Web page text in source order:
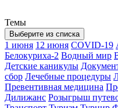
Темы
Выберите из списка
1 июня 12 июня COVID-19
Белокуриха-2 Водный мир
Детские каникулы
сбор Лечебные процедуры
Превентивная медицина
Дилижанс Розыгрыш